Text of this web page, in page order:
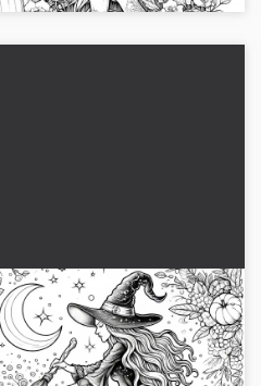
brygger trylledrik i en
til
heksen, der brygger en